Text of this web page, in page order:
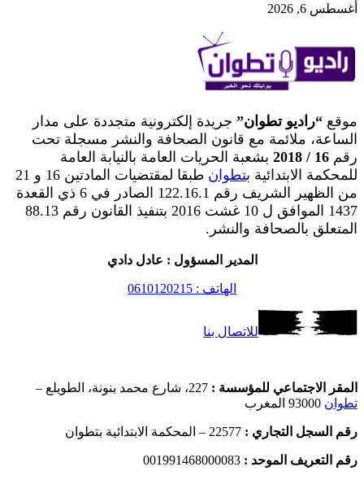
أغسطس 6, 2026
موقع “راديو تطوان” جريدة إلكترونية متجددة على مدار
الساعة، ملائمة مع قانون الصحافة والنشر مسجلة تحت
رقم 16 / 2018
بشعبة الحريات العامة بالنيابة العامة
للمحكمة الابتدائية بتطوان
طبقا لمقتضيات المادتين 16 و 21
من الظهير الشريف رقم 122.16.1 الصادر في 6 ذي القعدة
1437 الموافق ل 10 غشت 2016 بتنفيذ القانون رقم 88.13
المتعلق بالصحافة والنشر.
المدير المسؤول : عادل دادي
الهاتف : 0610120215
للاتصال بنا
المقر الاجتماعي للمؤسسة : 227، شارع محمد بنونة، الطويلع –
تطوان
رقم السجل التجاري : 22577 – المحكمة الابتدائية بتطوان
رقم التعريف الموحد : 001991468000083